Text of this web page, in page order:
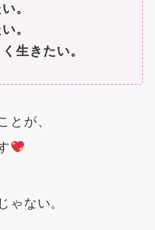
。
。
生きたい。
とが、
ゃない。